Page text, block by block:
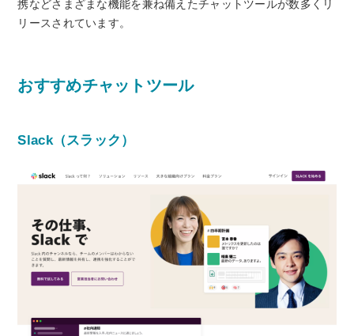
携などさまざまな機能を兼ね備えたチャットツールが数多くリ
リースされています。
おすすめチャットツール
Slack（スラック）